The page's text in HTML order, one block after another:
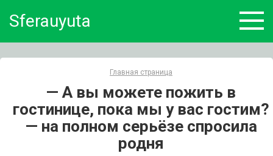
Sferauyuta
Главная страница
— А вы можете пожить в
гостинице, пока мы у вас гостим?
— на полном серьёзе спросила
родня